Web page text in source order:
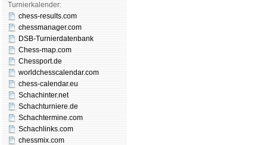
Turnierkalender:
chess-results.com
chessmanager.com
DSB-Turnierdatenbank
Chess-map.com
Chessport.de
worldchesscalendar.com
chess-calendar.eu
Schachinter.net
Schachturniere.de
Schachtermine.com
Schachlinks.com
chessmix.com